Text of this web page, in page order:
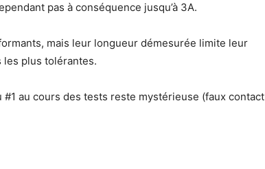
pas à conséquence jusqu’à 3A.
mais leur longueur démesurée limite leur
plus tolérantes.
#1 au cours des tests reste mystérieuse (faux contact